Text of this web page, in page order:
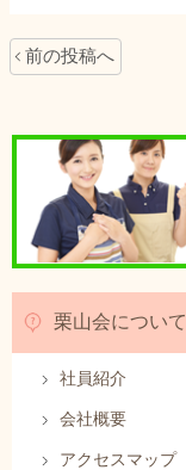
前の投稿へ
栗山会について
社員紹介
会社概要
アクセスマップ